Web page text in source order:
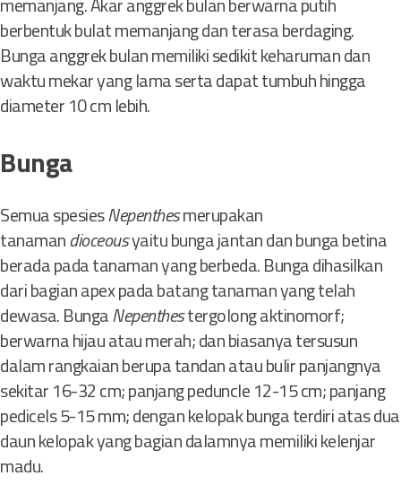
berbentuk bulat memanjang dan terasa berdaging.
Bunga anggrek bulan memiliki sedikit keharuman dan
waktu mekar yang lama serta dapat tumbuh hingga
diameter 10 cm lebih.
Bunga
Semua spesiesNepenthesmerupakan
tanamandioceousyaitu bunga jantan dan bunga betina
berada pada tanaman yang berbeda. Bunga dihasilkan
dari bagian apex pada batang tanaman yang telah
dewasa. BungaNepenthestergolong aktinomorf;
berwarna hijau atau merah; dan biasanya tersusun
dalam rangkaian berupa tandan atau bulir panjangnya
sekitar 16-32 cm; panjang peduncle 12-15 cm; panjang
pedicels 5-15 mm; dengan kelopak bunga terdiri atas dua
daun kelopak yang bagian dalamnya memiliki kelenjar
madu.